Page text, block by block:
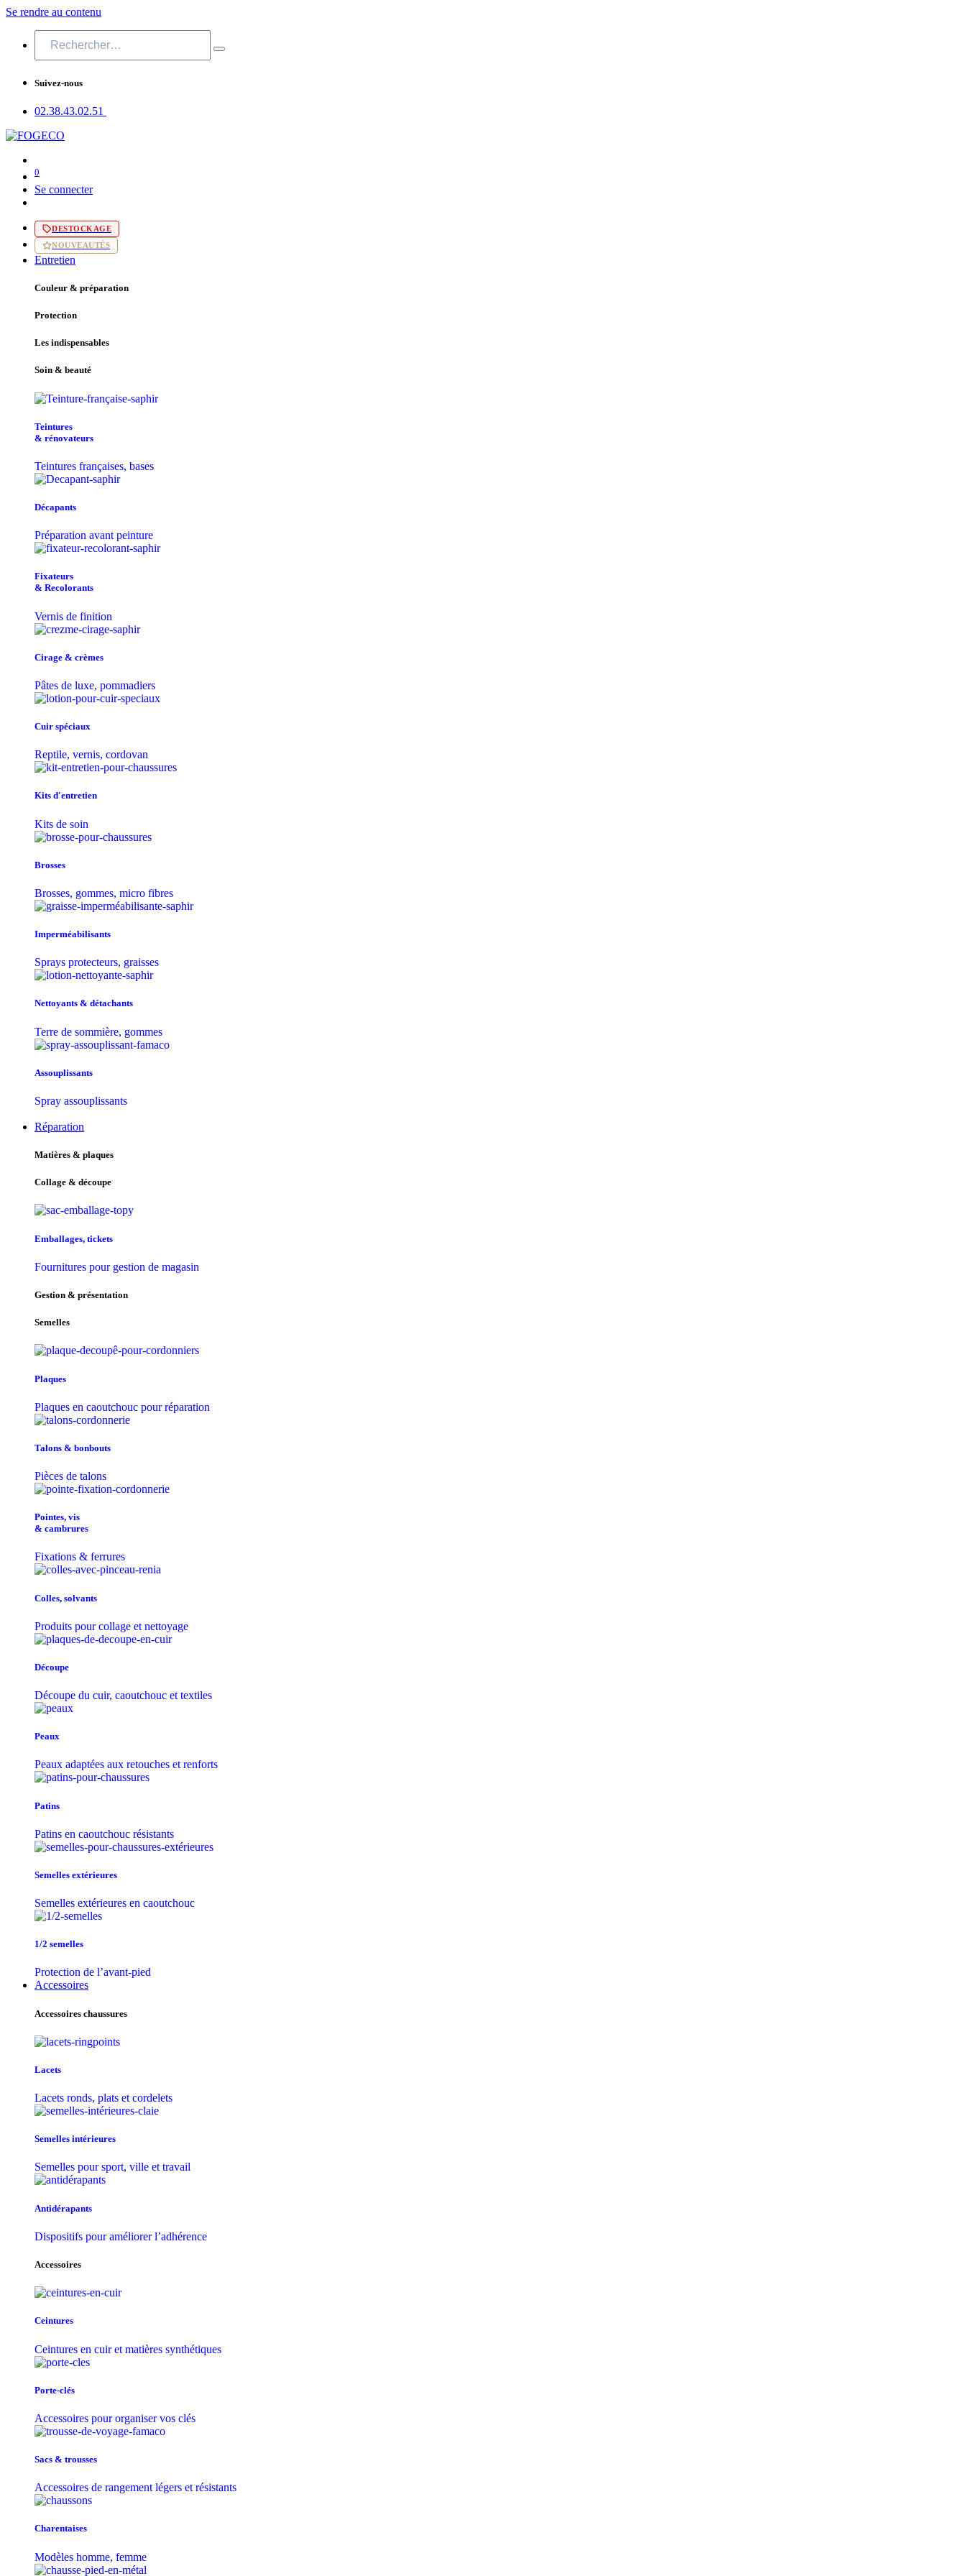
Se rendre au contenu
Suivez-nous
02.38.43​.02.51
0
Se connecter
DESTOCKAGE
NOUVEAUTÉS
Entretien
Couleur & préparation
Protection
Les indispensables
Soin & beauté
Teintu​res
& r​é​novateurs
Teintures françaises, bases
Décapants
Préparation avant peinture
Fixateurs
& Recolorants
Vernis de finition
Cirage & crèmes
Pâtes de luxe, pommadiers
Cuir spéciaux
Reptile, vernis, cordovan
Kits d'entretien
Kits de soin
Brosses
Brosses, gommes, micro fibres
Imperméabilisants
Sprays protecteurs, graisses
Nettoyants & détachants
Terre de sommière, gommes
Assouplissants
Spray assouplissants
Réparation
Matières & plaques
Collage & découpe
Emballages, tickets
Fournitures pour gestion de magasin
Gestion & présentation
Semelles
Plaques
Plaques en caoutchouc pour réparation
Talons & bonbouts
Pièces de talons
Pointes, vis
& cambrures
Fixations & ferrures
Colles, solvants
Produits pour collage et nettoyage
Découpe
Découpe du cuir, caoutchouc et textiles
Peaux
Peaux adaptées aux retouches et renforts
Patins
Patins en caoutchouc résistants
Semelles extérieures
Semelles extérieures en caoutchouc
1/2 semelles
Protection de l’avant-pied
Accessoires
Accessoires chaussures
Lacets
Lacets ronds, plats et cordelets
Semelles intérieures
Semelles pour sport, ville et travail
Antidérapants
Dispositifs pour améliorer l’adhérence
Accessoires
Ceintures
Ceintures en cuir et matières synthétiques
Porte-clés
Accessoires pour organiser vos clés
Sacs & trousse​s
Accessoires de rangement légers et résistants
Charentaises
Modèles homme, femme